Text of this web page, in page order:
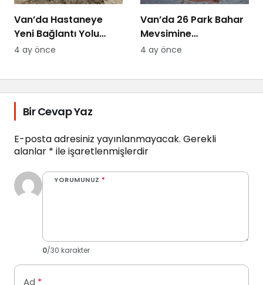
Van’da Hastaneye
Yeni Bağlantı Yolu
Yapılıyor
4 ay önce
Van’da 26 Park Bahar
Mevsimine
Hazırlanıyor
4 ay önce
Bir Cevap Yaz
E-posta adresiniz yayınlanmayacak. Gerekli
alanlar * ile işaretlenmişlerdir
YORUMUNUZ *
0/30 karakter
Ad *